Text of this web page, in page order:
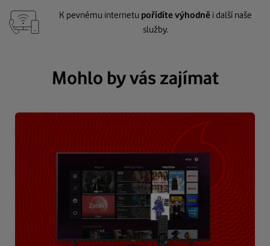
K pevnému internetu pořídíte výhodně i další naše
služby.
Mohlo by vás zajímat